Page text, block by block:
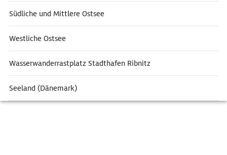
Südliche und Mittlere Ostsee
Westliche Ostsee
Wasserwanderrastplatz Stadthafen Ribnitz
Seeland (Dänemark)